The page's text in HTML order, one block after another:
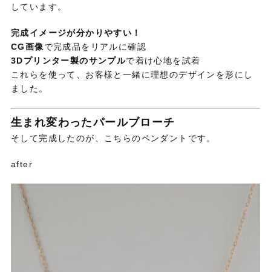
しています。
完成イメージが分かりやすい！
CG画像 で完成品をリアルに確認
3Dプリンター製のサンプルで着け心地を試着
これらを使って、お客様と一緒に理想のデザインを形にし
ました。
生まれ変わったパールブローチ
そして完成したのが、こちらのペンダントです。
after